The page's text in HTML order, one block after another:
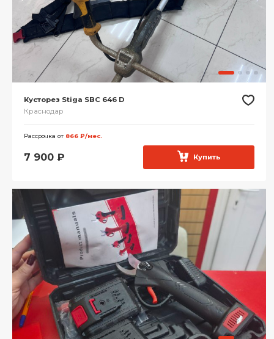
Кусторез Stiga SBC 646 D
Краснодар
Рассрочка от 866 ₽/мес.
7 900 ₽ Купить